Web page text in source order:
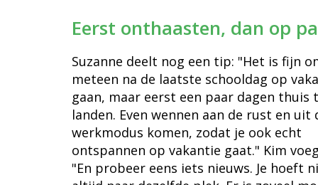
Eerst onthaasten, dan op
Suzanne deelt nog een tip: "Het is fijn
meteen na de laatste schooldag op
gaan, maar eerst een paar dagen thuis
landen. Even wennen aan de rust en uit
werkmodus komen, zodat je ook echt
ontspannen op vakantie gaat." Kim
"En probeer eens iets nieuws. Je hoeft